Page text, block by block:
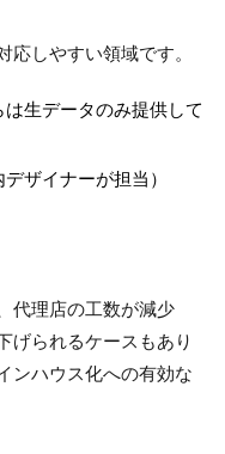
しやすい領域です。
生データのみ提供して
ザイナーが担当）
代理店の工数が減少
げられるケースもあり
ンハウス化への有効な